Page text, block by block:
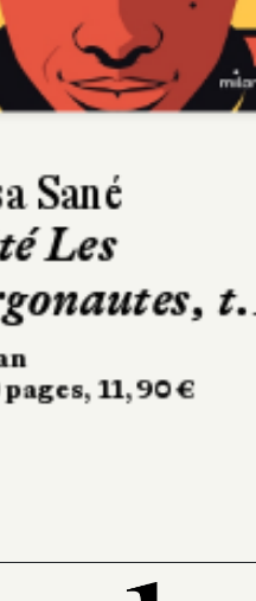
Mazard
à
17,95 €